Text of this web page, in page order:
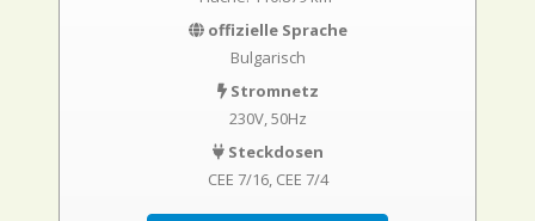
offizielle Sprache
Bulgarisch
Stromnetz
230V, 50Hz
Steckdosen
CEE 7/16 CEE 7/4